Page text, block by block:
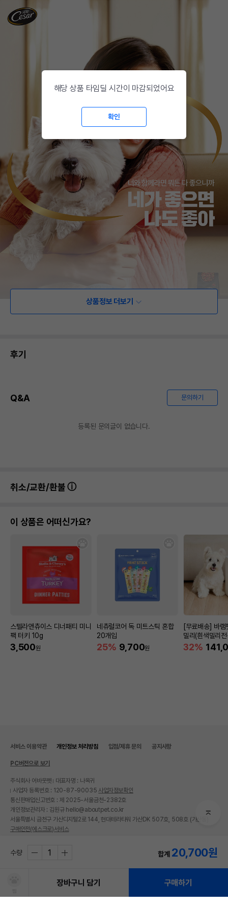
상품정보 더보기
후기
Q&A 문의하기
등록된 문의글이 없습니다.
취소/교환/환불
이 상품은 어떠신가요?
스텔라앤츄이스 디너패티 미니
팩 터키 10g
3,500원
네츄럴코어 독 미트스틱 혼합
20개입
25% 9,700원
[무료배송] 바램
밀리(흰색밀리
함)
32%
수량 합계 20,700원
장바구니 담기 구매하기
서비스 이용약관 개인정보 처리방침 입점/제휴 문의 공지사항
PC버전으로 보기
주식회사 어바웃펫
대표자명 : 나옥귀
사업자 등록번호 : 120-87-90035 사업자정보확인
통신판매업신고번호 : 제 2025-서울금천-2382호
개인정보관리자 : 김원규 hello@aboutpet.co.kr
서울특별시 금천구 가산디지털2로 144, 현대테라타워 가산DK 507호, 508호 (가산동)
구매안전(에스크로)서비스
해당 상품 타임딜 시간이 마감되었어요
확인